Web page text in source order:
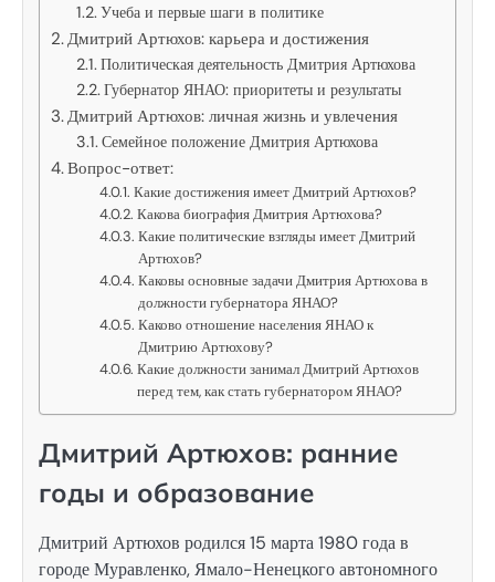
Учеба и первые шаги в политике
Дмитрий Артюхов: карьера и достижения
Политическая деятельность Дмитрия Артюхова
Губернатор ЯНАО: приоритеты и результаты
Дмитрий Артюхов: личная жизнь и увлечения
Семейное положение Дмитрия Артюхова
Вопрос-ответ:
Какие достижения имеет Дмитрий Артюхов?
Какова биография Дмитрия Артюхова?
Какие политические взгляды имеет Дмитрий
Артюхов?
Каковы основные задачи Дмитрия Артюхова в
должности губернатора ЯНАО?
Каково отношение населения ЯНАО к
Дмитрию Артюхову?
Какие должности занимал Дмитрий Артюхов
перед тем, как стать губернатором ЯНАО?
Дмитрий Артюхов: ранние
годы и образование
Дмитрий Артюхов родился 15 марта 1980 года в
городе Муравленко, Ямало-Ненецкого автономного